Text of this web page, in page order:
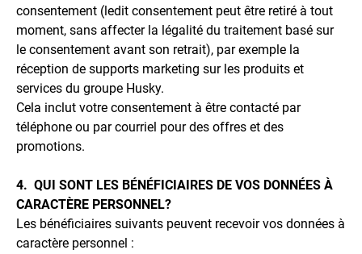
consentement (ledit consentement peut être retiré à tout
moment, sans affecter la légalité du traitement basé sur
le consentement avant son retrait), par exemple la
réception de supports marketing sur les produits et
services du groupe Husky.
Cela inclut votre consentement à être contacté par
téléphone ou par courriel pour des offres et des
promotions.
4. QUI SONT LES BÉNÉFICIAIRES DE VOS DONNÉES À
CARACTÈRE PERSONNEL?
Les bénéficiaires suivants peuvent recevoir vos données à
caractère personnel :